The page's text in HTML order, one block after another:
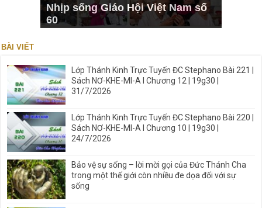
Nhịp sống Giáo Hội Việt Nam số
60
BÀI VIẾT
Lớp Thánh Kinh Trực Tuyến ĐC Stephano Bài 221 |
Sách NƠ-KHE-MI-A I Chương 12 | 19g30 |
31/7/2026
Lớp Thánh Kinh Trực Tuyến ĐC Stephano Bài 220 |
Sách NƠ-KHE-MI-A I Chương 10 | 19g30 |
24/7/2026
Bảo vệ sự sống – lời mời gọi của Đức Thánh Cha
trong một thế giới còn nhiều đe dọa đối với sự
sống